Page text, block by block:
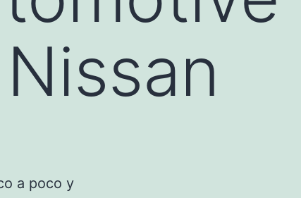
a poco y